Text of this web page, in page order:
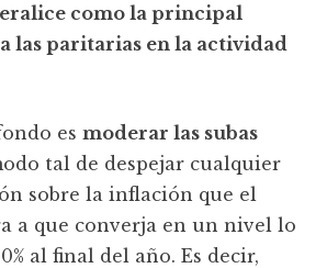
como la principal
las paritarias en la actividad
esmoderar las subas
tal de despejar cualquier
sobre la inflación que el
a que converja en un nivel lo
al final del año. Es decir,